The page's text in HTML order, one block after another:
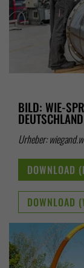
BILD: WIE-
DEUTSCHLAND
Urheber:
DOWNLOAD
DOWNLOAD